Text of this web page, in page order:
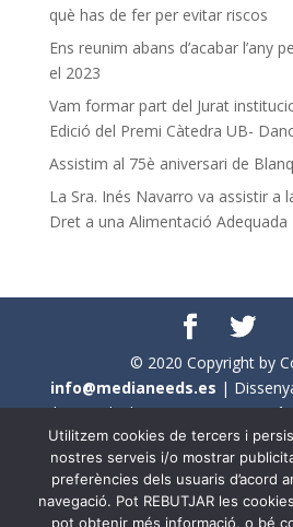
què has de fer per evitar riscos
Ens reunim abans d’acabar l’any
el 2023
Vam formar part del Jurat
Edició del Premi Càtedra UB-
Assistim al 75è aniversari de
La Sra. Inés Navarro va assistir a
Dret a una Alimentació Adequada
© 2020 Copyright by
info@medianeeds.es |
| Tots els drets reservats a
Avís per
En aquest web s'ha tingut en
llenguatge. No obstant això, i
Utilitzem cookies de tercers i
nostres serveis i/o mostrar
preferències dels usuaris d’acord
navegació. Pot REBUTJAR les
pot obtenir més informació, o bé